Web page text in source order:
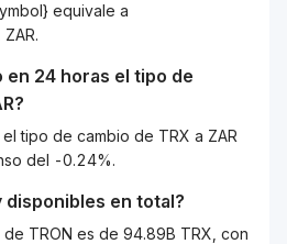
equivale a
en 24 horas el tipo de
?
tipo de cambio de TRX a ZAR
del -0.24%.
disponibles en total?
TRON es de 94.89B TRX, con